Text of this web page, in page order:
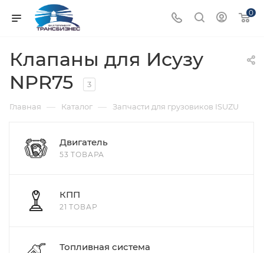
0
Клапаны для Исузу
NPR75
3
Главная — Каталог — Запчасти для грузовиков ISUZU
Двигатель
53 ТОВАРА
КПП
21 ТОВАР
Топливная система